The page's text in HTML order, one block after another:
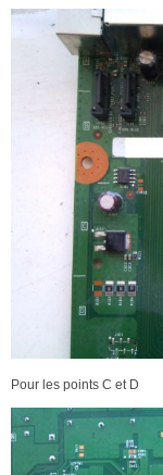
Pour les points C et D